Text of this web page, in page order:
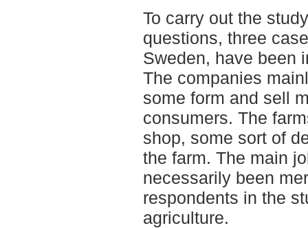
To carry out the
questions, three
Sweden, have been
The companies
some form and sell
consumers. The
shop, some sort of
the farm. The main
necessarily been
respondents in the
agriculture.